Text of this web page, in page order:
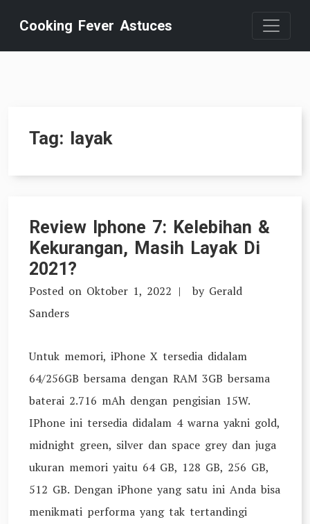
content
Cooking Fever Astuces
Tag: layak
Review Iphone 7: Kelebihan &
Kekurangan, Masih Layak Di
2021?
Posted on Oktober 1, 2022 by Gerald
Sanders
Untuk memori, iPhone X tersedia didalam
64/256GB bersama dengan RAM 3GB bersama
baterai 2.716 mAh dengan pengisian 15W.
IPhone ini tersedia didalam 4 warna yakni gold,
midnight green, silver dan space grey dan juga
ukuran memori yaitu 64 GB, 128 GB, 256 GB,
512 GB. Dengan iPhone yang satu ini Anda bisa
menikmati performa yang tak tertandingi